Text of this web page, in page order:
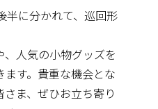
半に分かれて、巡回形
人気の小物グッズを
す。貴重な機会とな
ま、ぜひお立ち寄り